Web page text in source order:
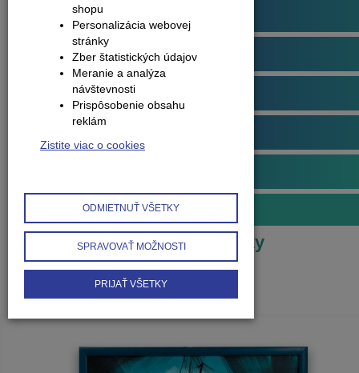
Obklady na stenu
Obvodové lišty (soklové)
Príslušenstvo k podlahám
Obrazy
Produkty Interiérové doplnky
shopu
Personalizácia webovej
stránky
Zber štatistických údajov
Meranie a analýza
návštevnosti
Prispôsobenie obsahu
reklám
Zistite viac o cookies
ODMIETNUŤ VŠETKY
SPRAVOVAŤ MOŽNOSTI
PRIJAŤ VŠETKY